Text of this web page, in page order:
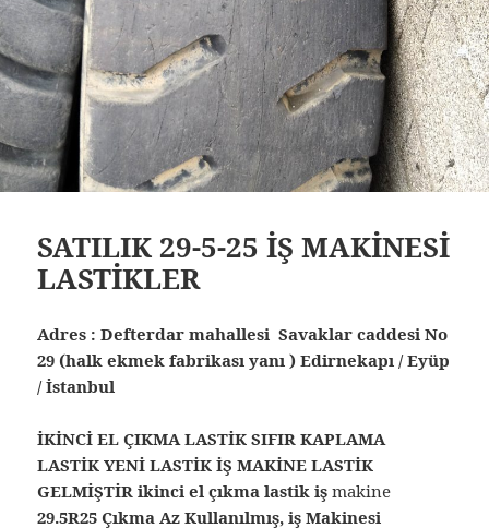
SATILIK 29-5-25 İŞ MAKİNESİ
LASTİKLER
Adres : Defterdar mahallesi Savaklar caddesi No
29 (halk ekmek fabrikası yanı ) Edirnekapı / Eyüp
/ İstanbul
İKİNCİ EL ÇIKMA LASTİK SIFIR KAPLAMA
LASTİK YENİ LASTİK İŞ MAKİNE LASTİK
GELMİŞTİR ikinci el çıkma lastik işmakine
29.5R25 Çıkma Az Kullanılmış, iş Makinesi